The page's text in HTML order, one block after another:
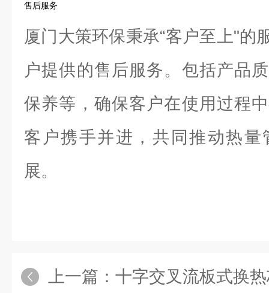
售后服务
厦门大策环保秉承“客户至上"的
户提供的售后服务。包括产品
保养等，确保客户在使用过程
客户携手并进，共同推动热
展。
上一篇： 十字交叉流板式换热芯